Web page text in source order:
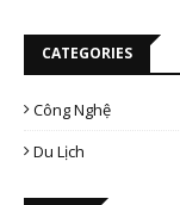
CATEGORIES
Công Nghệ
Du Lịch